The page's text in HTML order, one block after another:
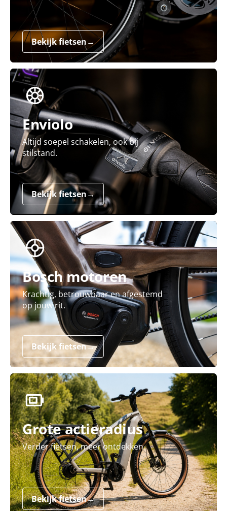
Bekijk fietsen→
Enviolo
Altijd soepel schakelen, ook bij
stilstand.
Bekijk fietsen→
Bosch motoren
Krachtig, betrouwbaar en afgestemd
op jouw rit.
Bekijk fietsen→
Grote actieradius
Verder fietsen, meer ontdekken.
Bekijk fietsen→